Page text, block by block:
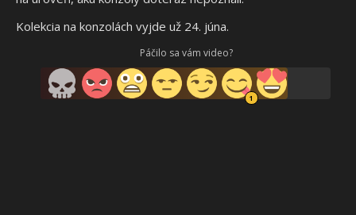
Kolekcia na konzolách vyjde už 24. júna.
Páčilo sa vám video?